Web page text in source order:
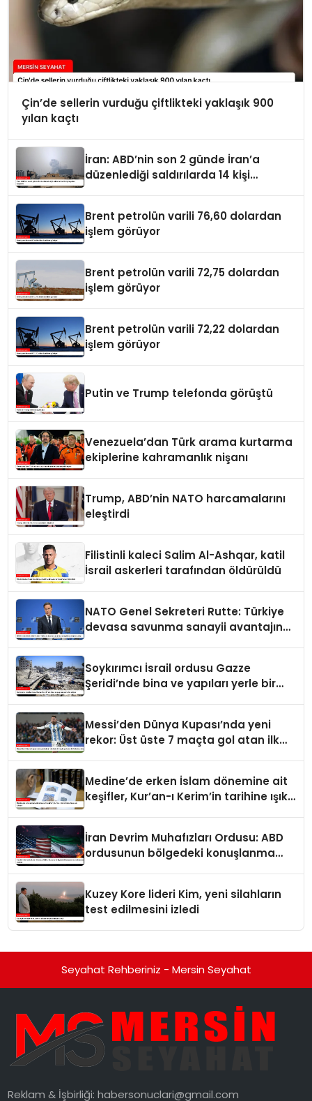
Çin’de sellerin vurduğu çiftlikteki yaklaşık 900
yılan kaçtı
İran: ABD’nin son 2 günde İran’a
düzenlediği saldırılarda 14 kişi
Brent petrolün varili 76,60 dolardan
işlem görüyor
Brent petrolün varili 72,75 dolardan
işlem görüyor
Brent petrolün varili 72,22 dolardan
işlem görüyor
Putin ve Trump telefonda görüştü
Venezuela’dan Türk arama kurtarma
ekiplerine kahramanlık nişanı
Trump, ABD’nin NATO harcamalarını
eleştirdi
Filistinli kaleci Salim Al-Ashqar, katil
İsrail askerleri tarafından öldürüldü
NATO Genel Sekreteri Rutte: Türkiye
devasa savunma sanayii avantajına
Soykırımcı İsrail ordusu Gazze
Şeridi’nde bina ve yapıları yerle bir
Messi’den Dünya Kupası’nda yeni
rekor: Üst üste 7 maçta gol atan ilk
Medine’de erken İslam dönemine ait
keşifler, Kur’an-ı Kerim’in tarihine ışık
İran Devrim Muhafızları Ordusu: ABD
ordusunun bölgedeki konuşlanma
Kuzey Kore lideri Kim, yeni silahların
test edilmesini izledi
Seyahat Rehberiniz - Mersin Seyahat
Reklam & İşbirliği:habersonuclari@gmail.com